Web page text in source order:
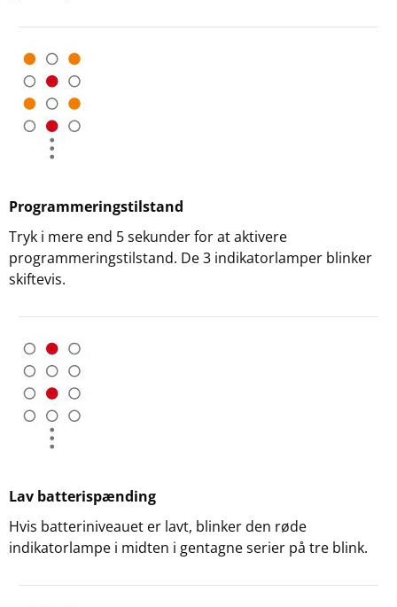
Programmeringstilstand
Tryk i mere end 5 sekunder for at aktivere
programmeringstilstand. De 3 indikatorlamper blinker
skiftevis.
Lav batterispænding
Hvis batteriniveauet er lavt, blinker den røde
indikatorlampe i midten i gentagne serier på tre blink.